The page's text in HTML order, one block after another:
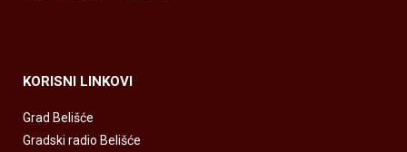
KORISNI LINKOVI
Grad Belišće
Gradski radio Belišće